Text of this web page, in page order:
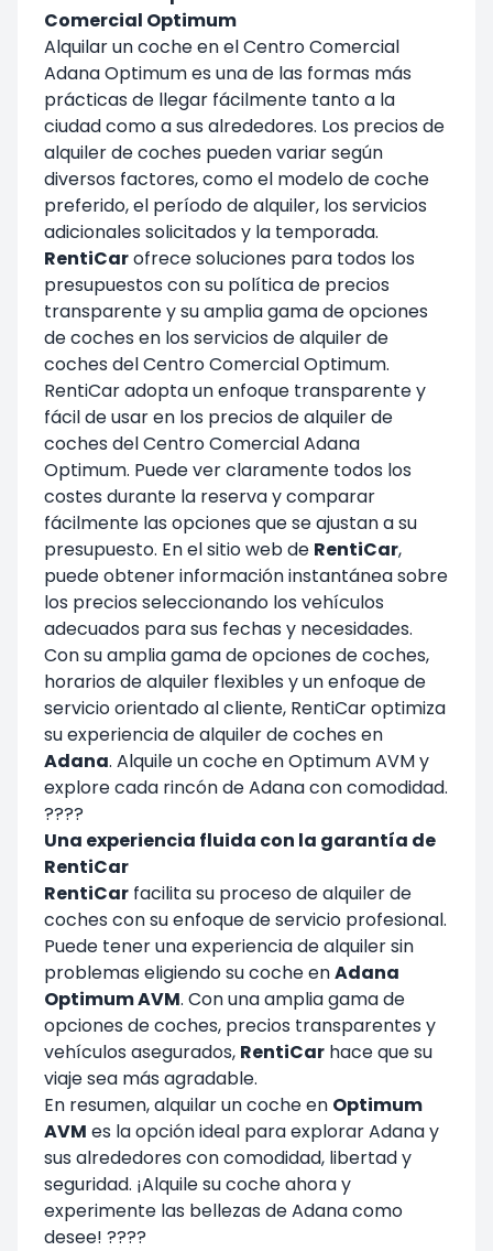
Comercial Optimum
Alquilar un coche en el Centro Comercial
Adana Optimum es una de las formas más
prácticas de llegar fácilmente tanto a la
ciudad como a sus alrededores. Los precios de
alquiler de coches pueden variar según
diversos factores, como el modelo de coche
preferido, el período de alquiler, los servicios
adicionales solicitados y la temporada.
RentiCarofrece soluciones para todos los
presupuestos con su política de precios
transparente y su amplia gama de opciones
de coches en los servicios de alquiler de
coches del Centro Comercial Optimum.
RentiCar adopta un enfoque transparente y
fácil de usar en los precios de alquiler de
coches del Centro Comercial Adana
Optimum. Puede ver claramente todos los
costes durante la reserva y comparar
fácilmente las opciones que se ajustan a su
presupuesto. En el sitio web de RentiCar,
puede obtener información instantánea sobre
los precios seleccionando los vehículos
adecuados para sus fechas y necesidades.
Con su amplia gama de opciones de coches,
horarios de alquiler flexibles y un enfoque de
servicio orientado al cliente, RentiCar optimiza
su experiencia de alquiler de coches en
Adana. Alquile un coche en Optimum AVM y
explore cada rincón de Adana con comodidad.
????
Una experiencia fluida con la garantía de
RentiCar
RentiCar facilita su proceso de alquiler de
coches con su enfoque de servicio profesional.
Puede tener una experiencia de alquiler sin
problemas eligiendo su coche enAdana
Optimum AVM. Con una amplia gama de
opciones de coches, precios transparentes y
vehículos asegurados, RentiCar hace que su
viaje sea más agradable.
En resumen, alquilar un coche en Optimum
AVM es la opción ideal para explorar Adana y
sus alrededores con comodidad, libertad y
seguridad. ¡Alquile su coche ahora y
experimente las bellezas de Adana como
desee! ????